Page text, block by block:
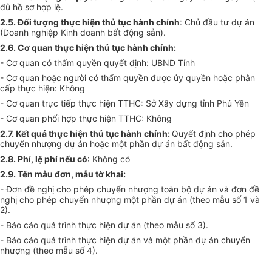
đủ hồ sơ hợp lệ.
2.5. Đối tượng thực hiện thủ tục hành chính: Chủ đầu tư dự án
(Doanh nghiệp Kinh doanh bất động sản).
2.6. Cơ quan thực hiện thủ tục hành chính:
- Cơ quan có thẩm quyền quyết định: UBND Tỉnh
- Cơ quan hoặc người có thẩm quyền được ủy quyền hoặc phân
cấp thực hiện: Không
- Cơ quan trực tiếp thực hiện TTHC: Sở Xây dựng tỉnh Phú Yên
- Cơ quan phối hợp thực hiện TTHC: Không
2.7. Kết quả thực hiện thủ tục hành chính: Quyết định cho phép
chuyển nhượng dự án hoặc một phần dự án bất động sản.
2.8. Phí, lệ phí nếu có: Không có
2.9. Tên mẫu đơn, mẫu tờ khai:
- Đơn đề nghị cho phép chuyển nhượng toàn bộ dự án và đơn đề
nghị cho phép chuyển nhượng một phần dự án (theo mẫu số 1 và
2).
- Báo cáo quá trình thực hiện dự án (theo mẫu số 3).
- Báo cáo quá trình thực hiện dự án và một phần dự án chuyển
nhượng (theo mẫu số 4).